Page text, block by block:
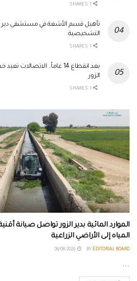
تأهيل قسم الأشعة في مستشفى دير
التشخيصية
بعد انقطاع 14 عاماً..
الزور
الموارد المائية بدير الزور تواصل صيانة
المياه إلى الأراضي الزراعية
BY EDITORIAL BOARD
...